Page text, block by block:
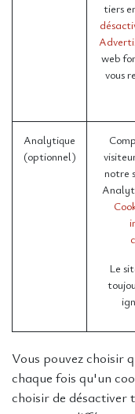
tiers
web
vous
Analytique
(optionnel)
notre
Le
Vous pouvez choisir
chaque fois qu'un
choisir de désactiver